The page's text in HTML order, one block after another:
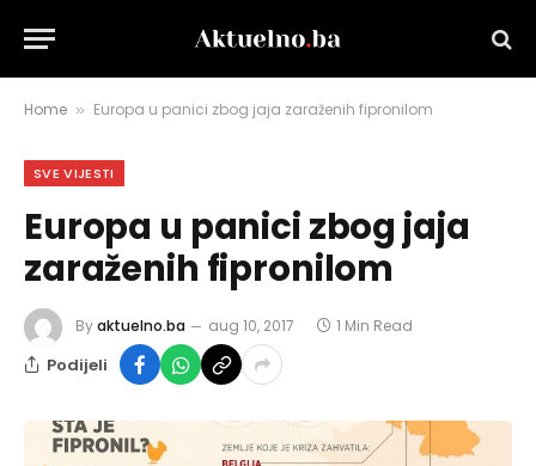
Home » Europa u panici zbog jaja zaraženih fipronilom
SVE VIJESTI
Europa u panici zbog jaja
zaraženih fipronilom
Byaktuelno.ba aug 10, 2017 1 Min Read
Podijeli